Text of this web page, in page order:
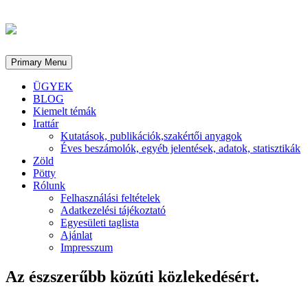
Primary Menu
ÜGYEK
BLOG
Kiemelt témák
Irattár
Kutatások, publikációk,szakértői anyagok
Éves beszámolók, egyéb jelentések, adatok, statisztikák
Zöld
Pötty
Rólunk
Felhasználási feltételek
Adatkezelési tájékoztató
Egyesületi taglista
Ajánlat
Impresszum
Az észszerűbb közúti közlekedésért.